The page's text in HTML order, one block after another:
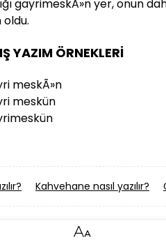
gayrimeskÃ»n yer, onun
YAZIM ÖRNEKLERİ
meskÃ»n
meskün
Kahvehane nasıl yazılır?